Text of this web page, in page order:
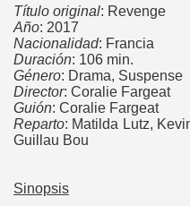
Título original: Revenge
Año: 2017
Nacionalidad: Francia
Duración: 106 min.
Género: Drama, Suspense
Director: Coralie Fargeat
Guión: Coralie Fargeat
Reparto: Matilda Lutz,
Guillau Bou
Sinopsis